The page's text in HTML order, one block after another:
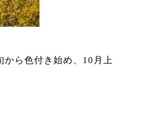
ら色付き始め、10月上